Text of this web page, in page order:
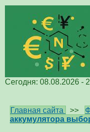
Сегодня: 08.08.2026 -
Главная сайта
>>
аккумулятора